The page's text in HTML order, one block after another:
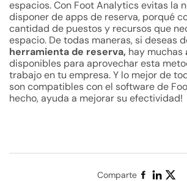
espacios. Con Foot Analytics evitas la
disponer de apps de reserva, porqué
cantidad de puestos y recursos que
espacio. De todas maneras, si deseas
herramienta de reserva, hay muchas
disponibles para aprovechar esta
trabajo en tu empresa. Y lo mejor de
son compatibles con el software de
hecho, ayuda a mejorar su efectividad!
Comparte